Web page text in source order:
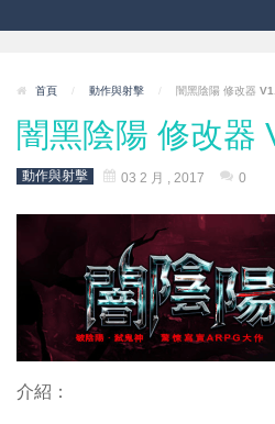
首頁 / 動作與射擊 / 闇黑陰陽 修改器
闇黑陰陽 修改器
動作與射擊 03 2 月 , 2017 0
介紹：